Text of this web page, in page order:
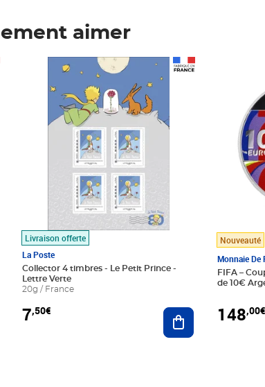
aimer
au panier
Livraison offerte
La Poste
Collector 4 timbres - Le Petit Prince -
Lettre Verte
20g / France
7,50€
Prix 7,50€
Ajouter au panier
Nouveauté
Monnaie De
FIFA –
de 10€
148,00€